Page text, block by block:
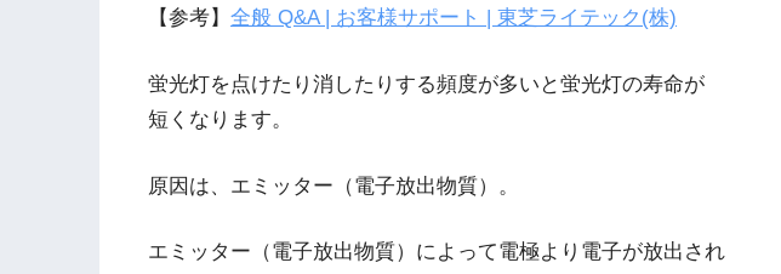
【参考】 全般 Q&A | お客様サポート | 東芝ライテック(株)
蛍光灯を点けたり消したりする頻度が多いと蛍光灯の寿命が
短くなります。
原因は、エミッター（電子放出物質）。
エミッター（電子放出物質）によって電極より電子が放出され